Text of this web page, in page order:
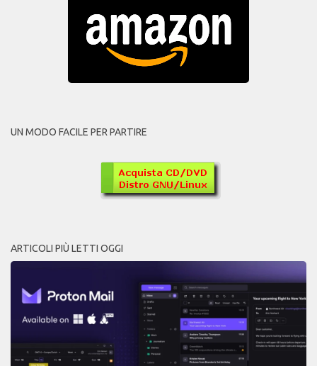
UN MODO FACILE PER PARTIRE
ARTICOLI PIÙ LETTI OGGI